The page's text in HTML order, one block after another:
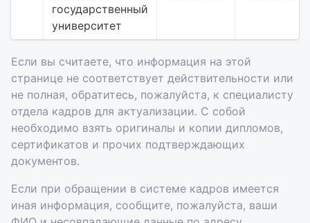
государственный
университет
Если вы считаете, что информация на этой
странице не соответствует действительности или
не полная, обратитесь, пожалуйста, к специалисту
отдела кадров для актуализации. С собой
необходимо взять оригиналы и копии дипломов,
сертификатов и прочих подтверждающих
документов.
Если при обращении в системе кадров имеется
иная информация, сообщите, пожалуйста, ваши